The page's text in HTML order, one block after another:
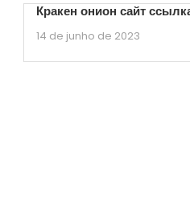
Кракен онион сайт
14 de junho de 2023